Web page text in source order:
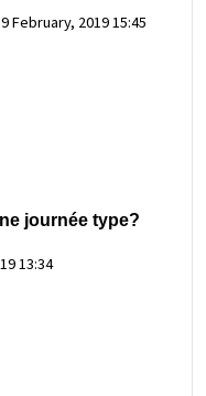
February, 2019 15:45
journée type?
13:34